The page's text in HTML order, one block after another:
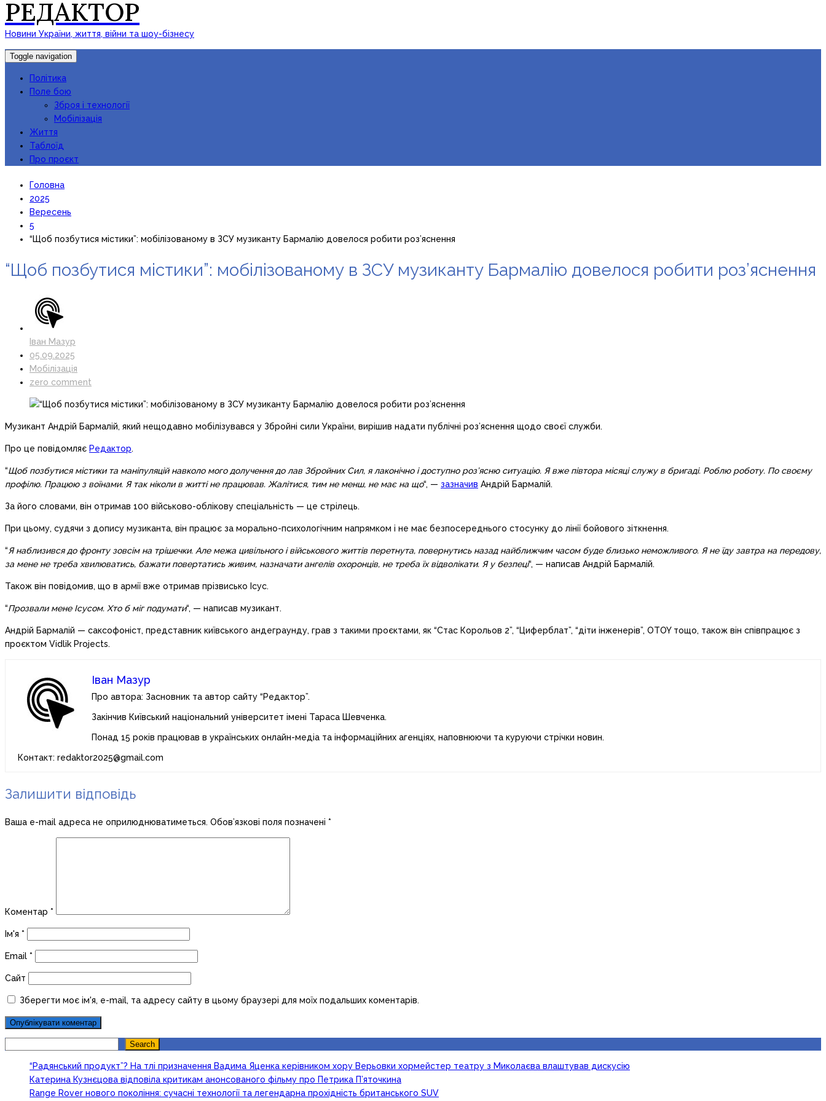
РЕДАКТОР
Новини України, життя, війни та шоу-бізнесу
Toggle navigation
Політика
Поле бою
Зброя і технології
Мобілізація
Життя
Таблоїд
Про проєкт
Головна
2025
Вересень
5
“Щоб позбутися містики”: мобілізованому в ЗСУ музиканту Бармалію довелося робити роз’яснення
“Щоб позбутися містики”: мобілізованому в ЗСУ музиканту Бармалію довелося робити роз’яснення
Іван Мазур
05.09.2025
Мобілізація
zero comment
Музикант Андрій Бармалій, який нещодавно мобілізувався у Збройні сили України, вирішив надати публічні роз’яснення щодо своєї служби.
Про це повідомляє Редактор.
“Щоб позбутися містики та маніпуляцій навколо мого долучення до лав Збройних Сил, я лаконічно і доступно роз’ясню ситуацію. Я вже півтора місяці служу в бригаді. Роблю роботу. По своєму
профілю. Працюю з воїнами. Я так ніколи в житті не працював. Жалітися, тим не менш, не має на що“, — зазначив Андрій Бармалій.
За його словами, він отримав 100 військово-облікову спеціальність — це стрілець.
При цьому, судячи з допису музиканта, він працює за морально-психологічним напрямком і не має безпосереднього стосунку до лінії бойового зіткнення.
“Я наблизився до фронту зовсім на трішечки. Але межа цивільного і військового життів перетнута, повернутись назад найближчим часом буде близько неможливого. Я не їду завтра на передову,
за мене не треба хвилюватись, бажати повертатись живим, назначати ангелів охоронців, не треба їх відволікати. Я у безпеці“, — написав Андрій Бармалій.
Також він повідомив, що в армії вже отримав прізвисько Ісус.
“Прозвали мене Ісусом. Хто б міг подумати“, — написав музикант.
Андрій Бармалій — саксофоніст, представник київського андеграунду, грав з такими проєктами, як “Стас Корольов 2”, “Циферблат”, “діти інженерів”, OTOY тощо, також він співпрацює з
проєктом Vidlik Projects.
Іван Мазур
Про автора: Засновник та автор сайту “Редактор”.
Закінчив Київський національний університет імені Тараса Шевченка.
Понад 15 років працював в українських онлайн-медіа та інформаційних агенціях, наповнюючи та куруючи стрічки новин.
Контакт: redaktor2025@gmail.com
Залишити відповідь
Ваша e-mail адреса не оприлюднюватиметься. Обов’язкові поля позначені *
Коментар *
Ім'я *
Email *
Сайт
Зберегти моє ім'я, e-mail, та адресу сайту в цьому браузері для моїх подальших коментарів.
Search
“Радянський продукт”? На тлі призначення Вадима Яценка керівником хору Верьовки хормейстер театру з Миколаєва влаштував дискусію
Катерина Кузнєцова відповіла критикам анонсованого фільму про Петрика П’яточкина
Range Rover нового покоління: сучасні технології та легендарна прохідність британського SUV